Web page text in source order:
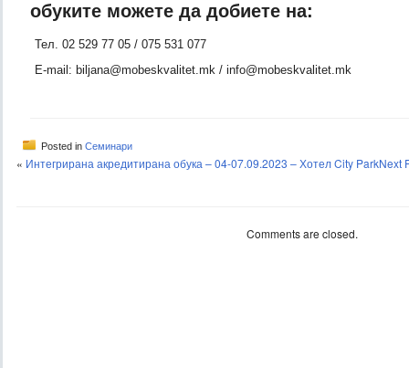
обуките можете да добиете на:
Тел. 02 529 77 05 / 075 531 077
E-mail: biljana@mobeskvalitet.mk / info@mobeskvalitet.mk
Posted in Семинари
« Интегрирана акредитирана обука – 04-07.09.2023 – Хотел City ParkNext
Comments are closed.